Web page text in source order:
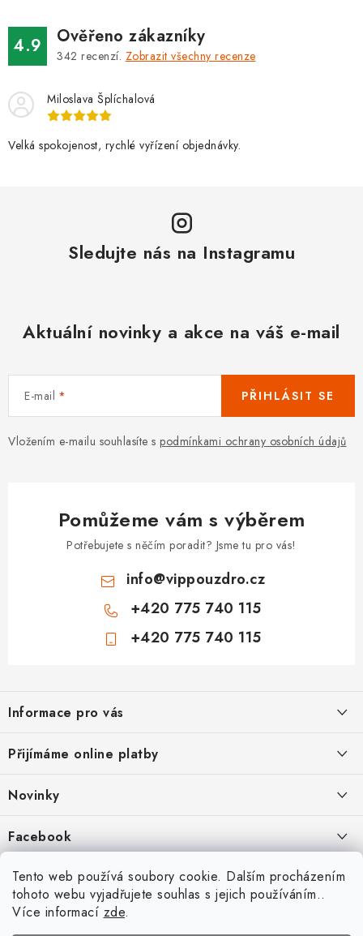
Tento web používá soubory cookie. Dalším procházením
tohoto webu vyjadřujete souhlas s jejich používáním..
Více informací zde.
4.9 Ověřeno zákazníky
342 recenzí. Zobrazit všechny recenze
Miloslava Šplíchalová
Velká spokojenost, rychlé vyřízení objednávky.
Sledujte nás na Instagramu
Aktuální novinky a akce na váš e-mail
E-mail
Vložením e-mailu souhlasíte s podmínkami ochrany osobních údajů
PŘIHLÁSIT SE
Pomůžeme vám s výběrem
Potřebujete s něčím poradit? Jsme tu pro vás!
info@vippouzdro.cz
+420 775 740 115
+420 775 740 115
p
a
Informace pro vás
Jak nakupovat
Ochrana osobních údajů
Hodnocení obchodu
Doprava a platba
Vrácení zboží a reklamace
Přijímáme online platby
Novinky
Kryty, pouzdra, obaly na mobil Apple iPhone.
11.9.2022
Nová skla pro vaši ochranu
22.8.2020
Facebook
Heureka Recenze obchodu